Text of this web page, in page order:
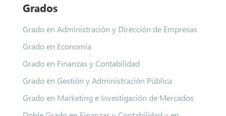
Grados
Grado en Administración y Dirección de Empresas
Grado en Economía
Grado en Finanzas y Contabilidad
Grado en Gestión y Administración Pública
Grado en Marketing e Investigación de Mercados